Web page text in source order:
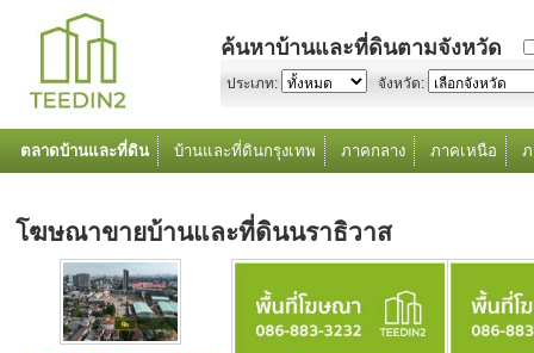
ค้นหาบ้านและที่ดินตามจังหวัด
ประเภท: จังหวัด:
ตลาดบ้านและที่ดิน บ้านและที่ดินกรุงเทพ ภาคกลาง ภาคเหนือ
โฆษณาขายบ้านและที่ดินนราธิวาส